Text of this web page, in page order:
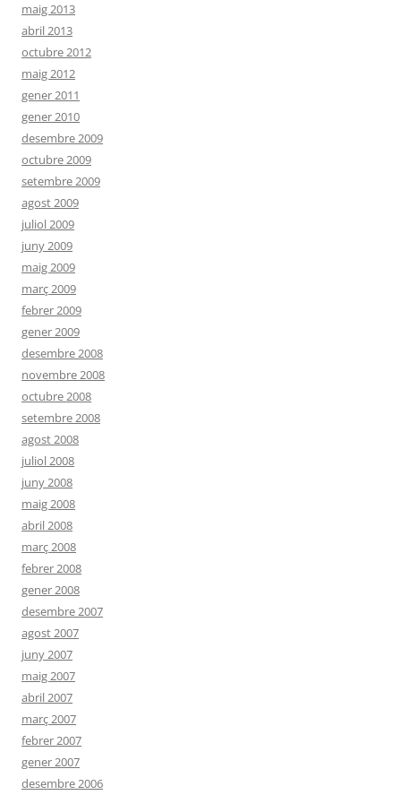
maig 2013
abril 2013
octubre 2012
maig 2012
gener 2011
gener 2010
desembre 2009
octubre 2009
setembre 2009
agost 2009
juliol 2009
juny 2009
maig 2009
març 2009
febrer 2009
gener 2009
desembre 2008
novembre 2008
octubre 2008
setembre 2008
agost 2008
juliol 2008
juny 2008
maig 2008
abril 2008
març 2008
febrer 2008
gener 2008
desembre 2007
agost 2007
juny 2007
maig 2007
abril 2007
març 2007
febrer 2007
gener 2007
desembre 2006